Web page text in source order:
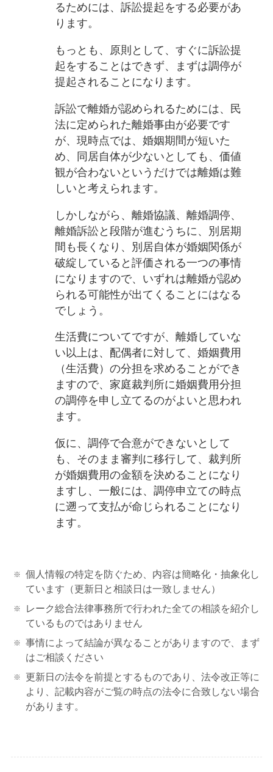
るためには、訴訟提起をする必要があ
ります。
もっとも、原則として、すぐに訴訟提
起をすることはできず、まずは調停が
提起されることになります。
訴訟で離婚が認められるためには、民
法に定められた離婚事由が必要です
が、現時点では、婚姻期間が短いた
め、同居自体が少ないとしても、価値
観が合わないというだけでは離婚は難
しいと考えられます。
しかしながら、離婚協議、離婚調停、
離婚訴訟と段階が進むうちに、別居期
間も長くなり、別居自体が婚姻関係が
破綻していると評価される一つの事情
になりますので、いずれは離婚が認め
られる可能性が出てくることにはなる
でしょう。
生活費についてですが、離婚していな
い以上は、配偶者に対して、婚姻費用
（生活費）の分担を求めることができ
ますので、家庭裁判所に婚姻費用分担
の調停を申し立てるのがよいと思われ
ます。
仮に、調停で合意ができないとして
も、そのまま審判に移行して、裁判所
が婚姻費用の金額を決めることになり
ますし、一般には、調停申立ての時点
に遡って支払が命じられることになり
ます。
個人情報の特定を防ぐため、内容は簡略化・抽象化し
ています（更新日と相談日は一致しません）
レーク総合法律事務所で行われた全ての相談を紹介し
ているものではありません
事情によって結論が異なることがありますので、まず
はご相談ください
更新日の法令を前提とするものであり、法令改正等に
より、記載内容がご覧の時点の法令に合致しない場合
があります。